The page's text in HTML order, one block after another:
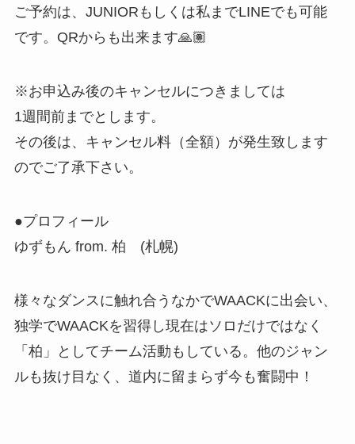
ご予約は、JUNIORもしくは私までLINEでも可能
です。QRからも出来ます🙏🏽
※お申込み後のキャンセルにつきましては
1週間前までとします。
その後は、キャンセル料（全額）が発生致します
のでご了承下さい。
●プロフィール
ゆずもん from. 柏 (札幌)
様々なダンスに触れ合うなかでWAACKに出会い、
独学でWAACKを習得し現在はソロだけではなく
「柏」としてチーム活動もしている。他のジャン
ルも抜け目なく、道内に留まらず今も奮闘中！